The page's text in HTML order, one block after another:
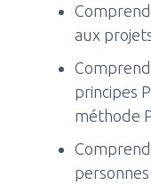
aux
principes
méthode